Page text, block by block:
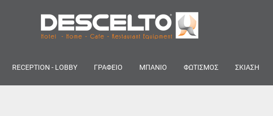
RECEPTION - LOBBY ΓΡΑΦΕΙΟ ΜΠΑΝΙΟ ΦΩΤΙΣΜΟΣ ΣΚΙΑΣΗ